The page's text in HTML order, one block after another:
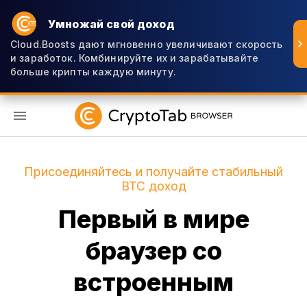
Умножай свой доход
Cloud.Boosts дают мгновенно увеличивают скорость
и заработок. Комбинируйте их и зарабатывайте
больше крипты каждую минуту.
Присоединяйтесь и получайте стабильный
BTC доход
Первый в мире
браузер со
встроенным